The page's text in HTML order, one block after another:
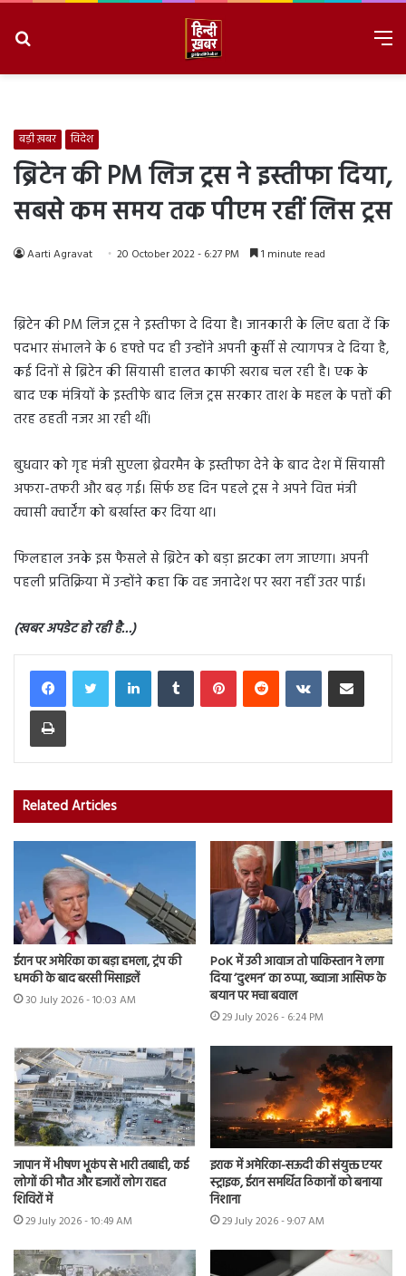
बड़ी ख़बर विदेश
ब्रिटेन की PM लिज ट्रस ने इस्तीफा दिया,
सबसे कम समय तक पीएम रहीं लिस ट्रस
Aarti Agravat 20 October 2022 - 6:27 PM 1 minute read
ब्रिटेन की PM लिज ट्रस ने इस्तीफा दे दिया है। जानकारी के लिए बता दें कि
पदभार संभालने के 6 हफ्ते पद ही उन्होंने अपनी कुर्सी से त्यागपत्र दे दिया है,
कई दिनों से ब्रिटेन की सियासी हालत काफी खराब चल रही है। एक के
बाद एक मंत्रियों के इस्तीफे बाद लिज ट्रस सरकार ताश के महल के पत्तों की
तरह ढहती नजर आ रही थीं।
बुधवार को गृह मंत्री सुएला ब्रेवरमैन के इस्तीफा देने के बाद देश में सियासी
अफरा-तफरी और बढ़ गई। सिर्फ छह दिन पहले ट्रस ने अपने वित्त मंत्री
क्वासी क्वार्टेंग को बर्खास्त कर दिया था।
फिलहाल उनके इस फैसले से ब्रिटेन को बड़ा झटका लग जाएगा। अपनी
पहली प्रतिक्रिया में उन्होंने कहा कि वह जनादेश पर खरा नहीं उतर पाई।
(खबर अपडेट हो रही है…)
LinkedInTumblr PinterestReddit VKontakteShare via Email
Print
Related Articles
ईरान पर अमेरिका का बड़ा हमला, ट्रंप की
धमकी के बाद बरसी मिसाइलें
30 July 2026 - 10:03 AM
PoK में उठी आवाज तो पाकिस्तान ने लगा
दिया ‘दुश्मन’ का ठप्पा, ख्वाजा आसिफ के
बयान पर मचा बवाल
29 July 2026 - 6:24 PM
जापान में भीषण भूकंप से भारी तबाही, कई
लोगों की मौत और हजारों लोग राहत
शिविरों में
29 July 2026 - 10:49 AM
इराक में अमेरिका-सऊदी की संयुक्त एयर
स्ट्राइक, ईरान समर्थित ठिकानों को बनाया
निशाना
29 July 2026 - 9:07 AM